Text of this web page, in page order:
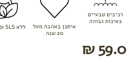
טרימסטר
שני
-
לקראת
רכיבים טבעיים
באיכות גבוהה
איתכן באהבה מעל
20 שנה
ללא SLS ופראבנים
59.0 ₪